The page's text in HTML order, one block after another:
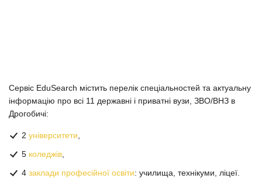
Сервіс EduSearch містить перелік спеціальностей та актуальну
інформацію про всі 11 державні і приватні вузи, ЗВО/ВНЗ в
Дрогобичі:
2 університети
5 коледжів
4 заклади професійної освіти: училища, технікуми, ліцеї.